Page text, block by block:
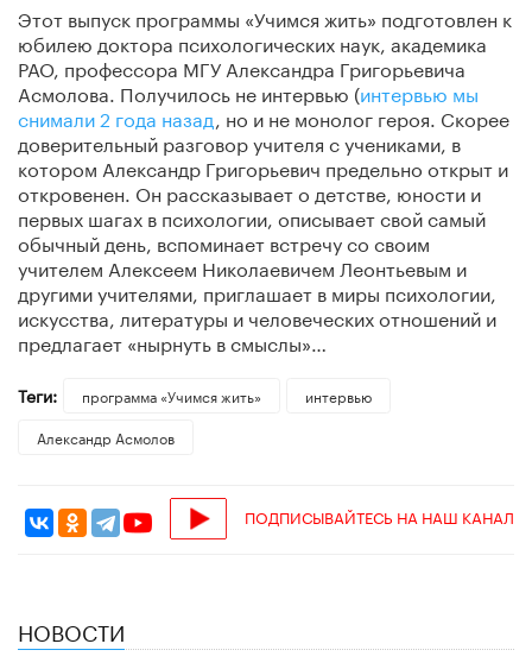
Этот выпуск программы «Учимся жить» подготовлен к
юбилею доктора психологических наук, академика
РАО, профессора МГУ Александра Григорьевича
Асмолова. Получилось не интервью (интервью мы
снимали 2 года назад , но и не монолог героя. Скорее
доверительный разговор учителя с учениками, в
котором Александр Григорьевич предельно открыт и
откровенен. Он рассказывает о детстве, юности и
первых шагах в психологии, описывает свой самый
обычный день, вспоминает встречу со своим
учителем Алексеем Николаевичем Леонтьевым и
другими учителями, приглашает в миры психологии,
искусства, литературы и человеческих отношений и
предлагает «нырнуть в смыслы»…
Теги: программа «Учимся жить»
интервью
Александр Асмолов
ПОДПИСЫВАЙТЕСЬ НА НАШ КАНАЛ
НОВОСТИ